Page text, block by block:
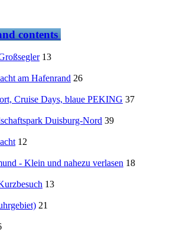
contents
13
am Hafenrand 26
Cruise Days, blaue PEKING 37
Duisburg-Nord 39
12
- Klein und nahezu verlasen 18
13
21